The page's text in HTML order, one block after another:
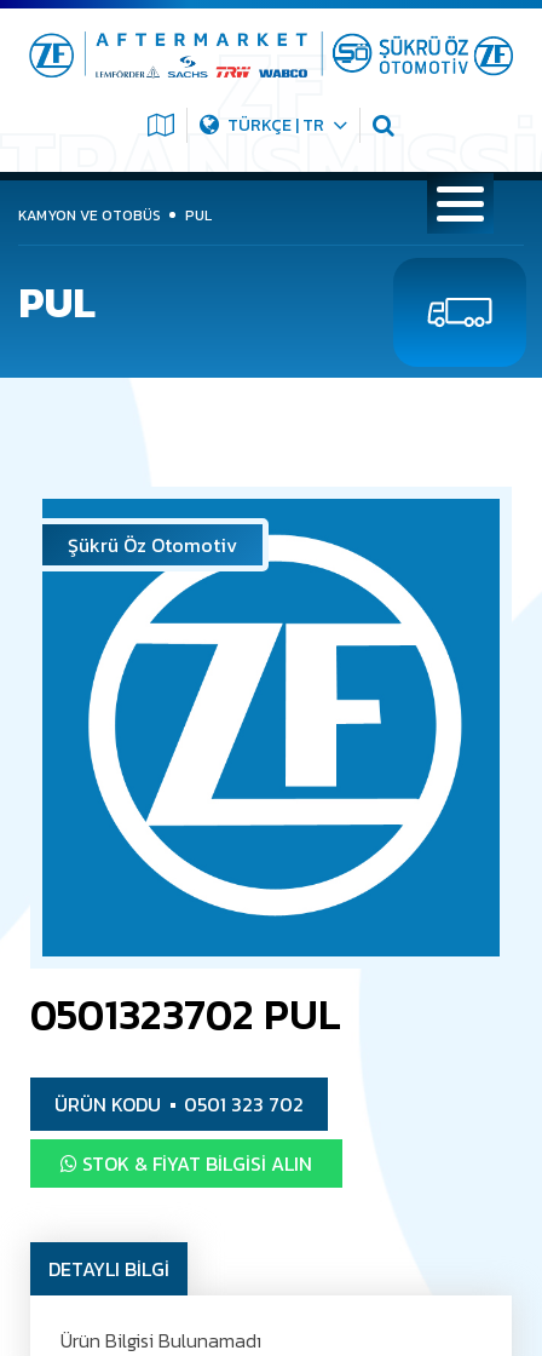
TÜRKÇE | TR
KAMYON VE OTOBÜS PUL
PUL
Şükrü Öz Otomotiv
0501323702 PUL
ÜRÜN KODU 0501 323 702
STOK & FIYAT BILGISI ALIN
DETAYLI BİLGİ
Ürün Bilgisi Bulunamadı